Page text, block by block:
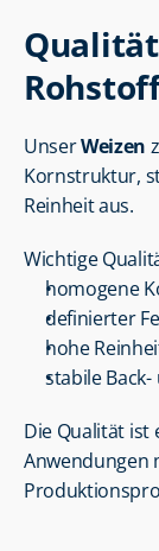
Unser Weizen
Kornstruktur,
Reinheit aus.
Wichtige
homogene
definierter
hohe
stabile
Die Qualität
Anwendungen